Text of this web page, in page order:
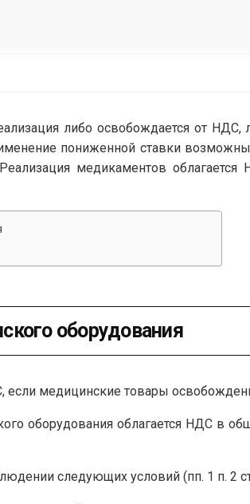
либо освобождается от НДС,
пониженной ставки
медикаментов
оборудования
если медицинские товары
оборудования облагается НДС в
следующих условий (пп. 1 п. 2